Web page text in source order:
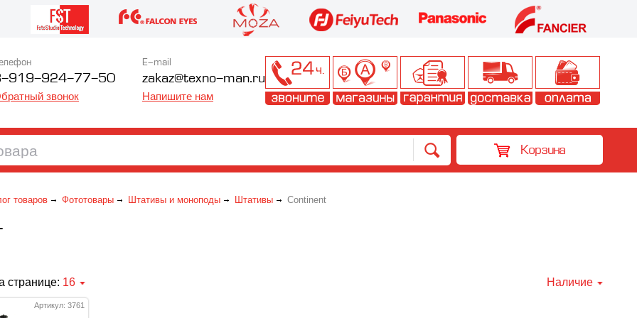
919-924-77-50
звонок
E-mail
zakaz@texno-man.ru
Напишите нам
Корзина
товаров Фототовары Штативы и моноподы Штативы Continent
странице: 16 Наличие
Артикул: 3761